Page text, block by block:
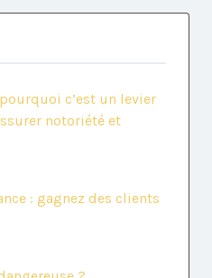
c’est un levier
notoriété et
: gagnez des clients